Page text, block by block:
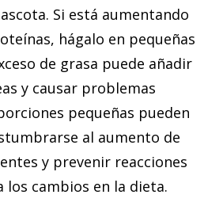
Si está aumentando
hágalo en pequeñas
de grasa puede añadir
y causar problemas
pequeñas pueden
al aumento de
y prevenir reacciones
los cambios en la dieta.